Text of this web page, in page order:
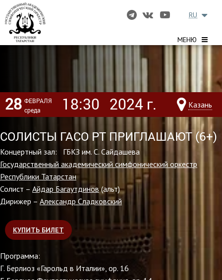
МЕНЮ
RU
28 ФЕВРАЛЯ
среда
18:30 2024 г. Казань
СОЛИСТЫ ГАСО РТ ПРИГЛАШАЮТ (6+)
Концертный зал: ГБКЗ им. С. Сайдашева
Государственный академический симфонический оркестр
Республики Татарстан
Солист – Айдар Багаутдинов(альт)
Дирижер – Александр Сладковский
КУПИТЬ БИЛЕТ
Программа:
Г. Берлиоз «Гарольд в Италии», op. 16